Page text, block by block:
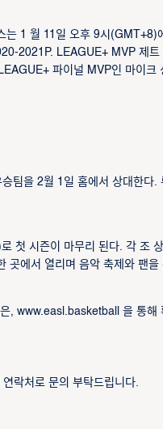
는 1 월 11일 오후 9시(GMT+8)
2021P. LEAGUE+ MVP 제
파이널 MVP인 마이
팀을 2월 1일 홈에서 상대한
첫 시즌이 마무리 된다. 각 조
곳에서 열리며 음악 축제와 팬
, www.easl.basketball 을 통해
락처로 문의 부탁드립니다.